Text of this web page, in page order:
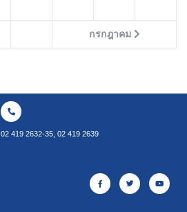
กรกฎาคม
02 419 2632-35, 02 419 2639